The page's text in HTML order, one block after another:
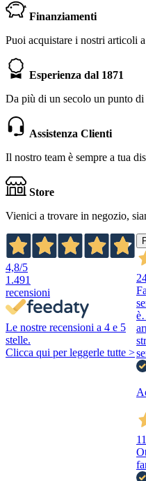
Finanziamenti
Puoi acquistare i nostri articoli
Esperienza dal 1871
Da più di un secolo un punto
Assistenza Clienti
Il nostro team è sempre a tua
Store
Vienici a trovare in negozio,
4,8/5
1.491
recensioni
Le nostre recensioni a 4 e 5
stelle.
Clicca qui per leggerle tutte >